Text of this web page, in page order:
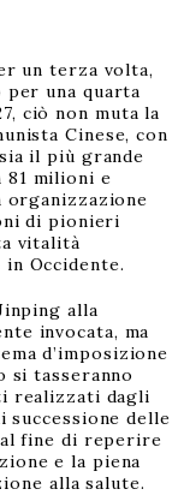
un terza volta,
una quarta
ciò non muta la
Cinese, con
il più grande
81 milioni e
di pionieri
vitalità
Occidente.
alla
invocata, ma
d’imposizione
si tasseranno
realizzati dagli
delle
fine di reperire
e la piena
alla salute.